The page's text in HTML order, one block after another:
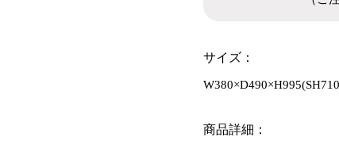
サイズ：
商品詳細：